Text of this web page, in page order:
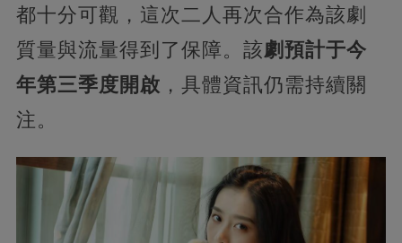
都十分可觀，這次二人再次合作為該劇
質量與流量得到了保障。該劇預計于今
年第三季度開啟 ，具體資訊仍需持續關
注。